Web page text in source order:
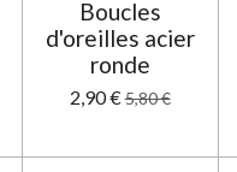
Boucles
d'oreilles acier
ronde
2,90 € 5,80 €